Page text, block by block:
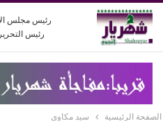
رئيس مجلس
رئيس
الصفحة الرئيسية سيد مكاوي